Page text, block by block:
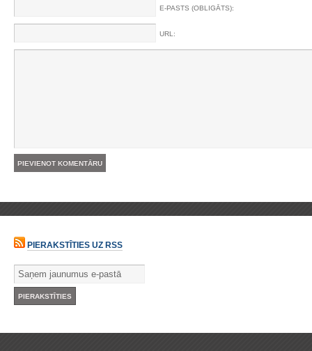
E-PASTS (OBLIGĀTS):
URL:
PIERAKSTĪTIES UZ RSS